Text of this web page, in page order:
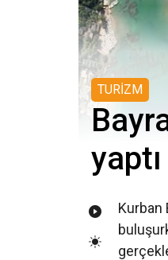
TURİZM
yaptı
Kurban